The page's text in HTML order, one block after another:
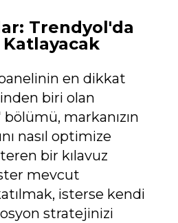
Trendyol'da
Katlayacak
en dikkat
biri olan
markanızın
nasıl optimize
bir kılavuz
mevcut
isterse kendi
stratejinizi